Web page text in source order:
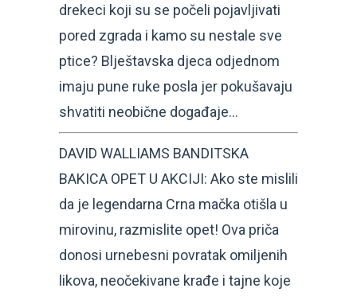
drekeci koji su se počeli pojavljivati
pored zgrada i kamo su nestale sve
ptice? Blještavska djeca odjednom
imaju pune ruke posla jer pokušavaju
shvatiti neobične događaje…
DAVID WALLIAMS BANDITSKA
BAKICA OPET U AKCIJI: Ako ste mislili
da je legendarna Crna mačka otišla u
mirovinu, razmislite opet! Ova priča
donosi urnebesni povratak omiljenih
likova, neočekivane krađe i tajne koje